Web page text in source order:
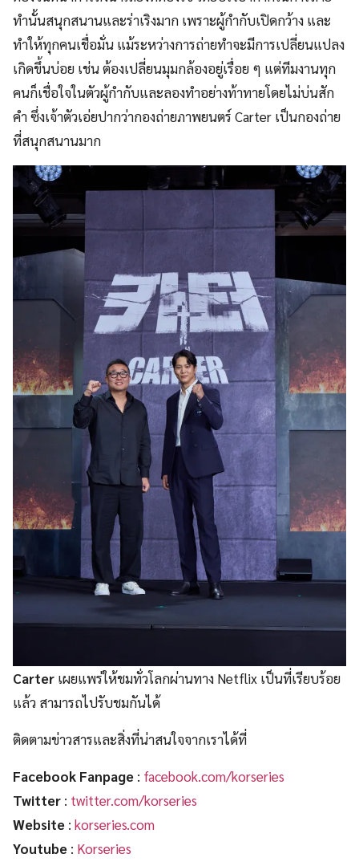
ทำนั้นสนุกสนานและร่าเริงมาก เพราะผู้กำกับเปิดกว้าง และ
ทำให้ทุกคนเชื่อมั่น แม้ระหว่างการถ่ายทำจะมีการเปลี่ยนแปลง
เกิดขึ้นบ่อย เช่น ต้องเปลี่ยนมุมกล้องอยู่เรื่อย ๆ แต่ทีมงานทุก
คนก็เชื่อใจในตัวผู้กำกับและลองทำอย่างท้าทายโดยไม่บ่นสัก
คำ ซึ่งเจ้าตัวเอ่ยปากว่ากองถ่ายภาพยนตร์ Carter เป็นกองถ่าย
ที่สนุกสนานมาก
Carter เผยแพร่ให้ชมทั่วโลกผ่านทาง Netflix เป็นที่เรียบร้อย
แล้ว สามารถไปรับชมกันได้
ติดตามข่าวสารและสิ่งที่น่าสนใจจากเราได้ที่
Facebook Fanpage : facebook.com/korseries
Twitter : twitter.com/korseries
Website : korseries.com
Youtube : Korseries